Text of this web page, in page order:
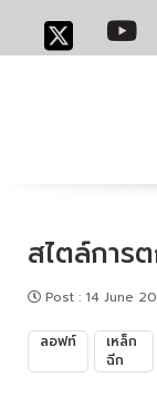
สไตล์การ
Post : 14 June
ลอฟท์
เหล็ก
ฉีก